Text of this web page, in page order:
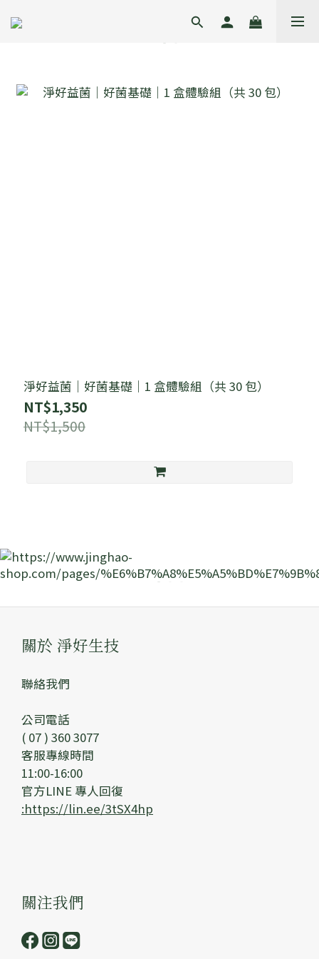
淨好益菌｜好菌基礎｜1 盒體驗組（共 30 包）
NT$1,350
NT$1,500
關於 淨好生技
聯絡我們
公司電話
( 07 ) 360 3077
客服專線時間
11:00-16:00
官方LINE 專人回復
:https://lin.ee/3tSX4hp
關注我們